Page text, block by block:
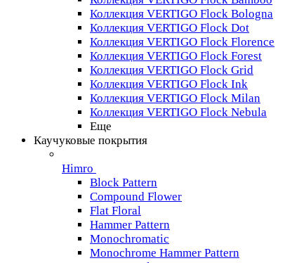
Коллекция VERTIGO Flock Bologna
Коллекция VERTIGO Flock Dot
Коллекция VERTIGO Flock Florence
Коллекция VERTIGO Flock Forest
Коллекция VERTIGO Flock Grid
Коллекция VERTIGO Flock Ink
Коллекция VERTIGO Flock Milan
Коллекция VERTIGO Flock Nebula
Еще
Каучуковые покрытия
Himro
Block Pattern
Compound Flower
Flat Floral
Hammer Pattern
Monochromatic
Monochrome Hammer Pattern